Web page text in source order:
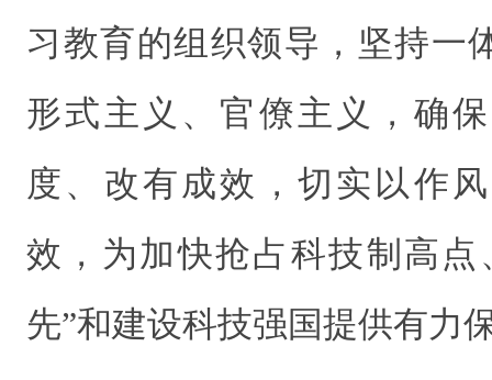
习教育的组织领导，坚持一
形式主义、官僚主义，确
度、改有成效，切实以作
效，为加快抢占科技制高点
先”和建设科技强国提供有力